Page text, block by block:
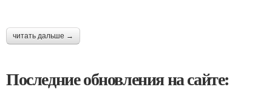
читать дальше →
Последние обновления на сайте: